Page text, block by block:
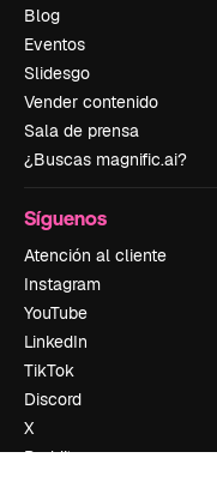
Blog
Eventos
Slidesgo
Vender contenido
Sala de prensa
¿Buscas magnific.ai?
Síguenos
Atención al cliente
Instagram
YouTube
LinkedIn
TikTok
Discord
X
Reddit